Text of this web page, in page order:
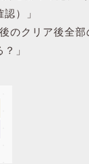
）」
のクリア後全部
」